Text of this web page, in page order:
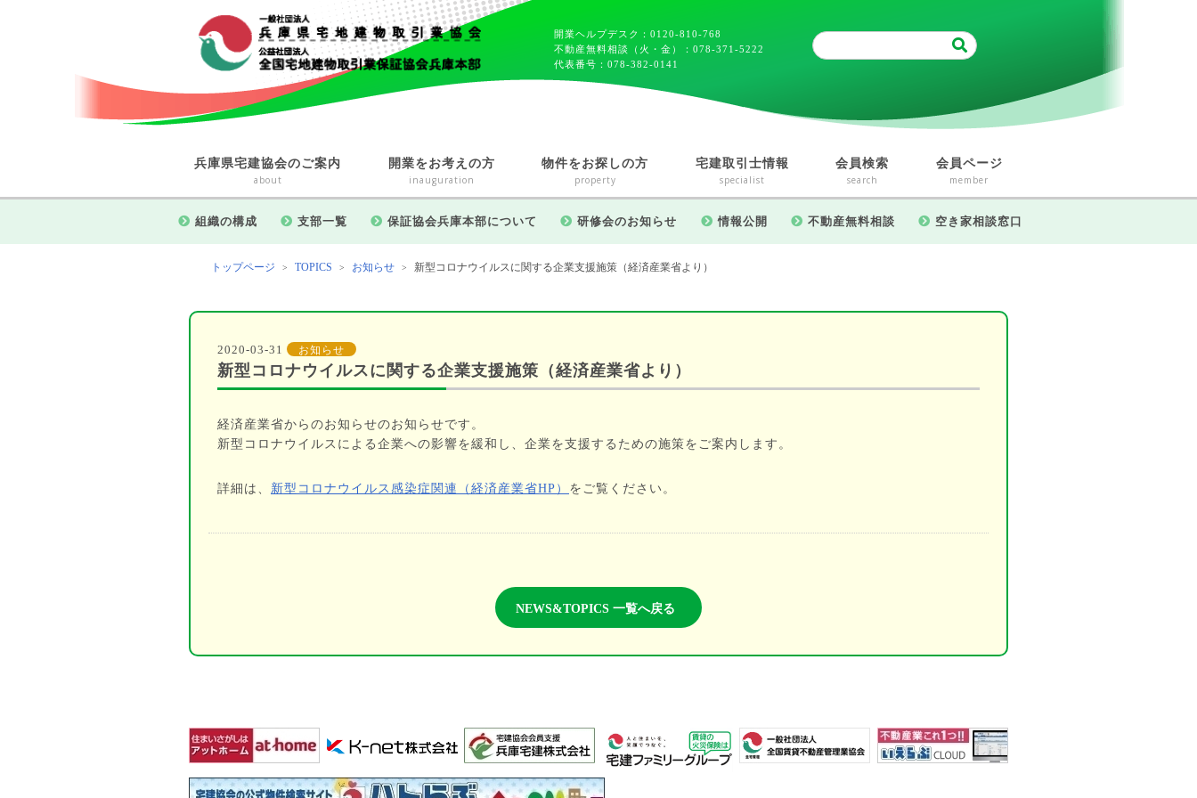
開業ヘルプデスク：0120-810-768
不動産無料相談（火・金）：078-371-5222
代表番号：078-382-0141
兵庫県宅建協会のご案内
about
組織の構成 支部一覧 保証協会兵庫本部について 研修会のお知らせ 情報公開 不動産無料相談 空き家相談窓口
開業をお考えの方
inauguration
物件をお探しの方
property
宅建取引士情報
specialist
会員検索
search
会員ページ
member
トップページ > TOPICS > お知らせ > 新型コロナウイルスに関する企業支援施策（経済産業省より）
2020-03-31 お知らせ
新型コロナウイルスに関する企業支援施策（経済産業省より）
経済産業省からのお知らせのお知らせです。
新型コロナウイルスによる企業への影響を緩和し、企業を支援するための施策をご案内します。
詳細は、 新型コロナウイルス感染症関連（経済産業省HP） をご覧ください。
NEWS&TOPICS 一覧へ戻る